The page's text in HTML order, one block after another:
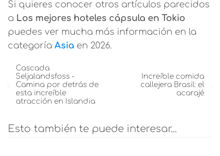
Si quieres conocer otros artículos parecidos
a Los mejores hoteles cápsula en Tokio
puedes ver mucha más información en la
categoría Asia en 2026.
Cascada
Seljalandsfoss -
Camina por detrás de
esta increíble
atracción en Islandia
Increíble comida
callejera Brasil: el
acarajé
Esto también te puede interesar...